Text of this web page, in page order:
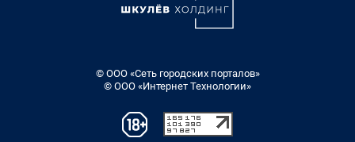
© ООО «Сеть городских порталов»
© ООО «Интернет Технологии»